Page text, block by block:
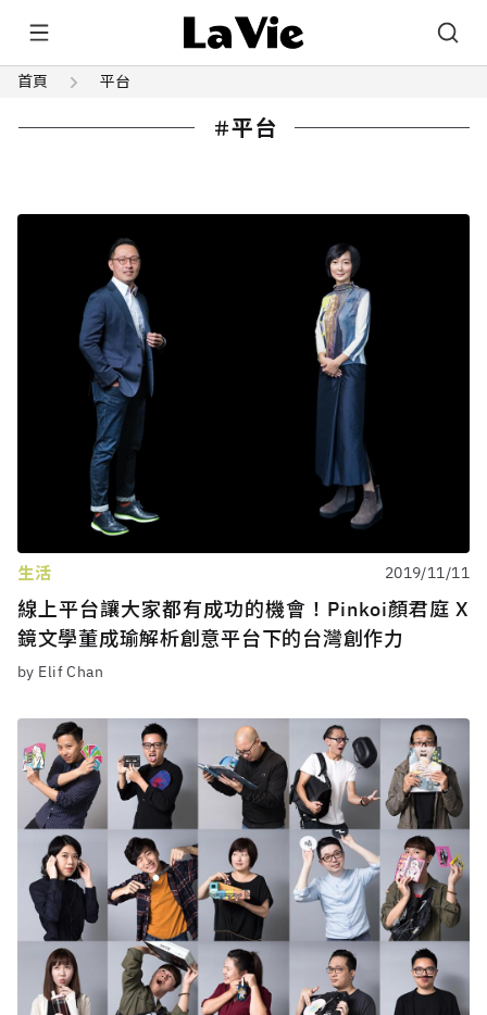
首頁 平台
平台
生活 2019/11/11
線上平台讓大家都有成功的機會！Pinkoi顏君庭 X
鏡文學董成瑜解析創意平台下的台灣創作力
by Elif Chan